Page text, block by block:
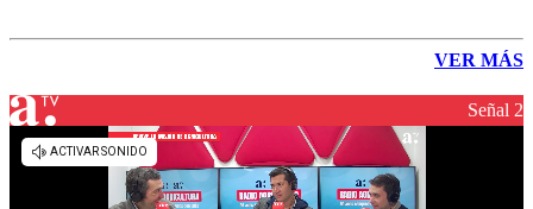
VER MÁS
Señal 2